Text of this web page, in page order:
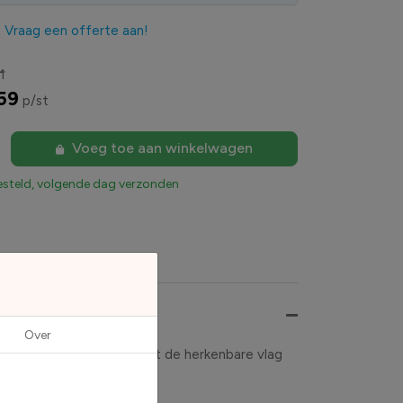
Vraag een offerte aan!
p/st
Voeg toe aan winkelwagen
volgende dag verzonden
De sticker toont de herkenbare vlag
Over